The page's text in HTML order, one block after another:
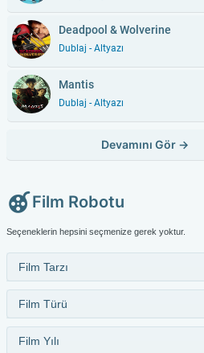
Deadpool & Wolverine
Dublaj - Altyazı
Mantis
Dublaj - Altyazı
Devamını Gör →
Film Robotu
Seçeneklerin hepsini seçmenize gerek yoktur.